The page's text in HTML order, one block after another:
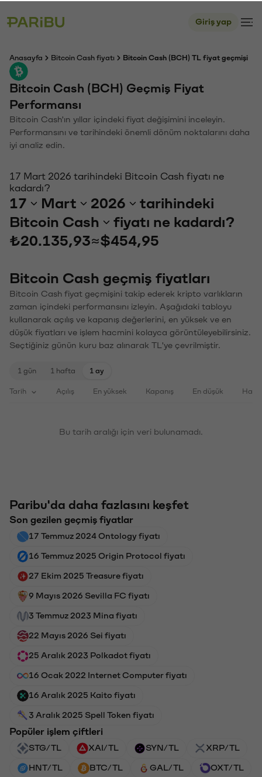
Giriş yap
Anasayfa Bitcoin Cash fiyatı Bitcoin Cash (BCH) TL fiyat geçmişi
Bitcoin Cash (BCH) Geçmiş Fiyat
Performansı
Bitcoin Cash'ın yıllar içindeki fiyat değişimini inceleyin.
Performansını ve tarihindeki önemli dönüm noktalarını daha
iyi analiz edin.
17 Mart 2026 tarihindeki Bitcoin Cash fiyatı ne
kadardı?
17 Mart 2026
tarihindeki
Bitcoin Cash
fiyatı ne kadardı?
₺20.135,93≈$454,95
Bitcoin Cash geçmiş fiyatları
Bitcoin Cash fiyat geçmişini takip ederek kripto varlıkların
zaman içindeki performansını izleyin. Aşağıdaki tabloyu
kullanarak açılış ve kapanış değerlerini, en yüksek ve en
düşük fiyatları ve işlem hacmini kolayca görüntüleyebilirsiniz.
Seçtiğiniz günün kuru baz alınarak TL'ye çevrilmiştir.
1 gün 1 hafta 1 ay
Tarih Açılış En yüksek Kapanış En düşük
Bu tarih aralığı için veri bulunamadı.
Paribu'da daha fazlasını keşfet
Son gezilen geçmiş fiyatlar
17 Temmuz 2024 Ontology fiyatı
16 Temmuz 2025 Origin Protocol fiyatı
27 Ekim 2025 Treasure fiyatı
9 Mayıs 2026 Sevilla FC fiyatı
3 Temmuz 2023 Mina fiyatı
22 Mayıs 2026 Sei fiyatı
25 Aralık 2023 Polkadot fiyatı
16 Ocak 2022 Internet Computer fiyatı
16 Aralık 2025 Kaito fiyatı
3 Aralık 2025 Spell Token fiyatı
Popüler işlem çiftleri
STG/TL XAI/TL SYN/TL XRP/TL
HNT/TL BTC/TL GAL/TL OXT/TL